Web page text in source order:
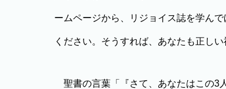
ームページから、リジョイス誌を学ん
ください。そうすれば、あなたも正し
聖書の言葉「『さて、あなたはこの3